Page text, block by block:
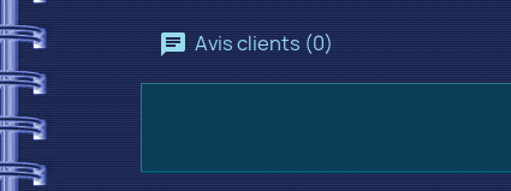
Avis clients (0)